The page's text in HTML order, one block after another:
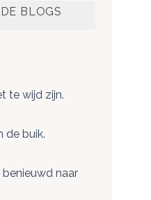
BLOGS
te wijd zijn.
de buik.
naar